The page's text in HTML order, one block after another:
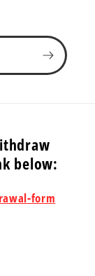
below:
form